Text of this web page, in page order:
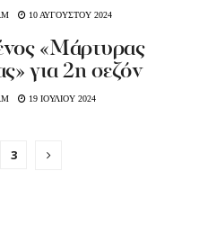
10 ΑΥΓΟΥΣΤΟΥ 2024
«Μάρτυρας
για 2η σεζόν
19 ΙΟΥΛΙΟΥ 2024
3